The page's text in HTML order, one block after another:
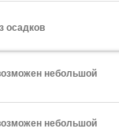
осадков
небольшой
небольшой